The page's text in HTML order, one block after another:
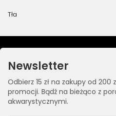
Tła
Newsletter
Odbierz 15 zł na zakupy od 200
promocji. Bądź na bieżąco z
akwarystycznymi.